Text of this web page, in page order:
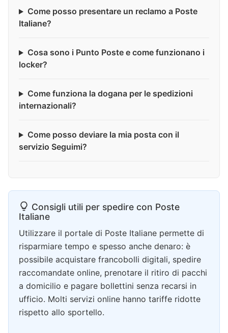
Come posso presentare un reclamo a Poste
Italiane?
Cosa sono i Punto Poste e come funzionano i
locker?
Come funziona la dogana per le spedizioni
internazionali?
Come posso deviare la mia posta con il
servizio Seguimi?
Consigli utili per spedire con Poste
Italiane
Utilizzare il portale di Poste Italiane permette di
risparmiare tempo e spesso anche denaro: è
possibile acquistare francobolli digitali, spedire
raccomandate online, prenotare il ritiro di pacchi
a domicilio e pagare bollettini senza recarsi in
ufficio. Molti servizi online hanno tariffe ridotte
rispetto allo sportello.